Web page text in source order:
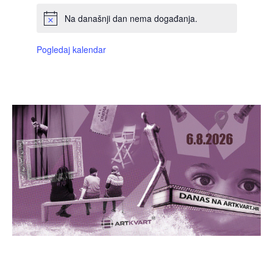
Na današnji dan nema događanja.
Pogledaj kalendar